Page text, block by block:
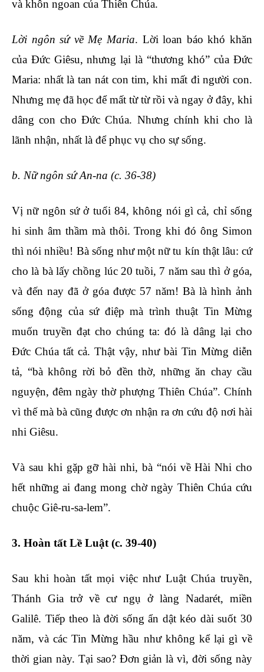
và khôn ngoan của Thiên Chúa.
Lời ngôn sứ về Mẹ Maria. Lời loan báo khó khăn
của Đức Giêsu, nhưng lại là “thương khó” của Đức
Maria: nhất là tan nát con tim, khi mất đi người con.
Nhưng mẹ đã học để mất từ từ rồi và ngay ở đây, khi
dâng con cho Đức Chúa. Nhưng chính khi cho là
lãnh nhận, nhất là để phục vụ cho sự sống.
b. Nữ ngôn sứ An-na (c. 36-38)
Vị nữ ngôn sứ ở tuổi 84, không nói gì cả, chỉ sống
hi sinh âm thầm mà thôi. Trong khi đó ông Simon
thì nói nhiều! Bà sống như một nữ tu kín thật lâu: cứ
cho là bà lấy chồng lúc 20 tuồi, 7 năm sau thì ở góa,
và đến nay đã ở góa được 57 năm! Bà là hình ảnh
sống động của sứ điệp mà trình thuật Tin Mừng
muốn truyền đạt cho chúng ta: đó là dâng lại cho
Đức Chúa tất cả. Thật vậy, như bài Tin Mừng diễn
tả, “bà không rời bỏ đền thờ, những ăn chay cầu
nguyện, đêm ngày thờ phượng Thiên Chúa”. Chính
vì thế mà bà cũng được ơn nhận ra ơn cứu độ nơi hài
nhi Giêsu.
Và sau khi gặp gỡ hài nhi, bà “nói về Hài Nhi cho
hết những ai đang mong chờ ngày Thiên Chúa cứu
chuộc Giê-ru-sa-lem”.
3. Hoàn tất Lề Luật (c. 39-40)
Sau khi hoàn tất mọi việc như Luật Chúa truyền,
Thánh Gia trở về cư ngụ ở làng Nadarét, miền
Galilê. Tiếp theo là đời sống ẩn dật kéo dài suốt 30
năm, và các Tin Mừng hầu như không kể lại gì về
thời gian này. Tại sao? Đơn giản là vì, đời sống này